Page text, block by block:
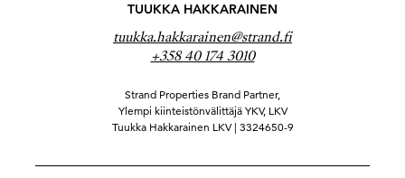
TUUKKA HAKKARAINEN
tuukka.hakkarainen@strand.fi
+358 40 174 3010
Strand Properties Brand Partner,
Ylempi kiinteistönvälittäjä YKV, LKV
Tuukka Hakkarainen LKV | 3324650-9